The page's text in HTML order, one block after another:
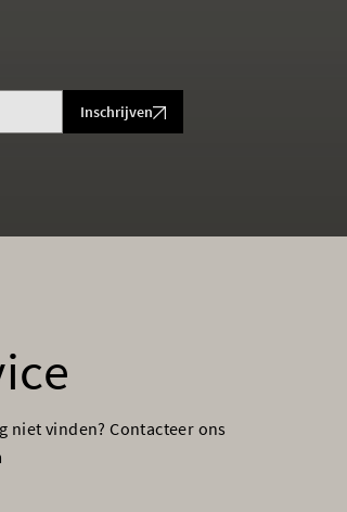
Inschrijven
niet vinden? Contacteer ons